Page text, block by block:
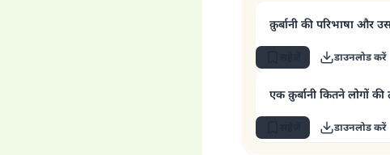
क़ुर्बानी की परिभाषा और
डाउनलोड करें
एक क़ुर्बानी कितने लोगों
डाउनलोड करें